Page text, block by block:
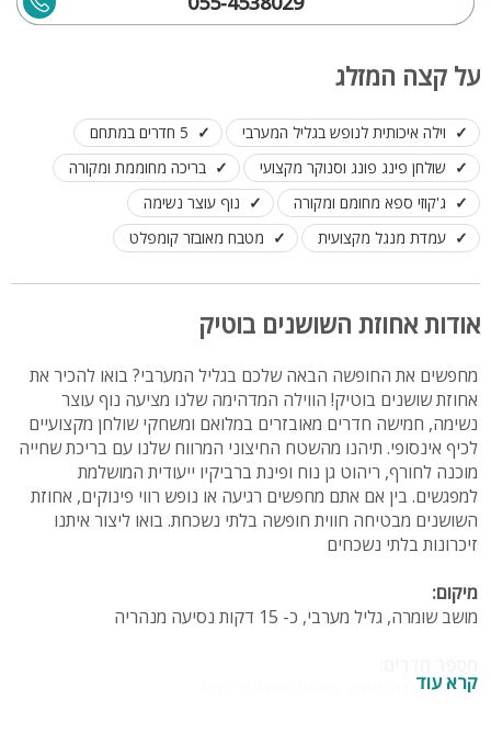
על קצה המזלג
וילה איכותית לנופש בגליל המערבי
5 חדרים במתחם
שולחן פינג פונג וסנוקר מקצועי
בריכה מחוממת ומקורה
ג'קוזי ספא מחומם ומקורה
נוף עוצר נשימה
עמדת מנגל מקצועית
מטבח מאובזר קומפלט
אודות אחוזת השושנים בוטיק
מחפשים את החופשה הבאה שלכם בגליל המערבי? בואו להכיר את
אחוזת שושנים בוטיק! הווילה המדהימה שלנו מציעה נוף עוצר
נשימה, חמישה חדרים מאובזרים במלואם ומשחקי שולחן מקצועיים
לכיף אינסופי. תיהנו מהשטח החיצוני המרווח שלנו עם בריכת שחייה
מוכנה לחורף, ריהוט גן נוח ופינת ברביקיו ייעודית המושלמת
למפגשים. בין אם אתם מחפשים רגיעה או נופש רווי פינוקים, אחוזת
השושנים מבטיחה חווית חופשה בלתי נשכחת. בואו ליצור איתנו
זיכרונות בלתי נשכחים
מיקום:
מושב שומרה, גליל מערבי, כ- 15 דקות נסיעה מנהריה
4 חדרי שינה בוילה, סוויטה חיצונית צמודה
קרא עוד